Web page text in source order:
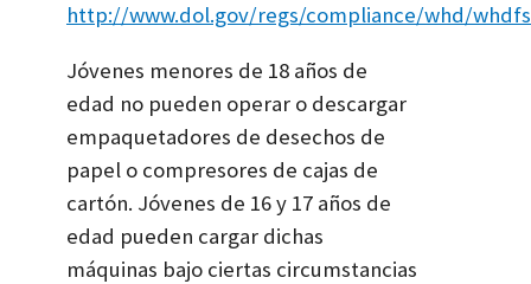
http://www.dol.gov/regs/compliance/whd/
Jóvenes menores de 18 años de
edad no pueden operar o descargar
empaquetadores de desechos de
papel o compresores de cajas de
cartón. Jóvenes de 16 y 17 años de
edad pueden cargar dichas
máquinas bajo ciertas circumstancias